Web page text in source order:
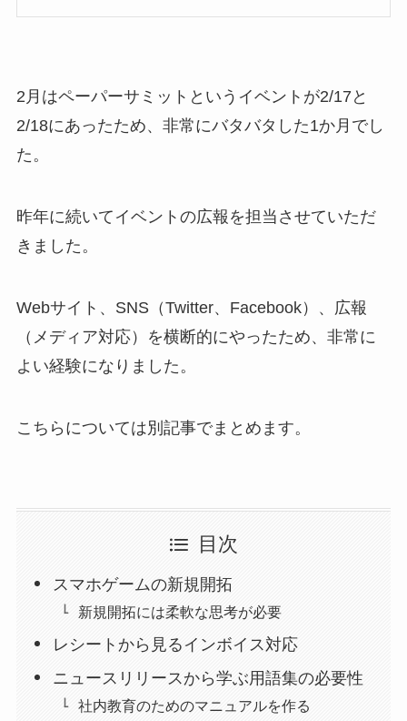
2月はペーパーサミットというイベントが2/17と
2/18にあったため、非常にバタバタした1か月でし
た。
昨年に続いてイベントの広報を担当させていただ
きました。
Webサイト、SNS（Twitter、Facebook）、広報
（メディア対応）を横断的にやったため、非常に
よい経験になりました。
こちらについては別記事でまとめます。
目次
スマホゲームの新規開拓
新規開拓には柔軟な思考が必要
レシートから見るインボイス対応
ニュースリリースから学ぶ用語集の必要性
社内教育のためのマニュアルを作る